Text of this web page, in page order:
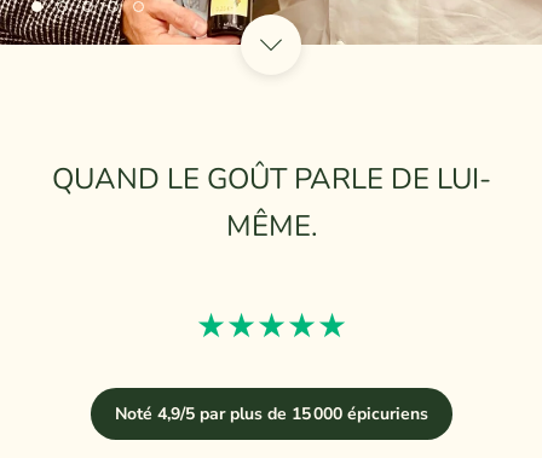
QUAND LE GOÛT PARLE DE LUI-
MÊME.
★★★★★
Noté 4,9/5 par plus de 15 000 épicuriens